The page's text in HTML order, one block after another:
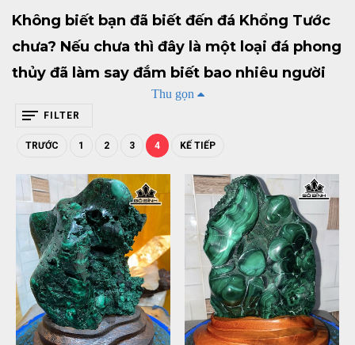
Không biết bạn đã biết đến đá Khổng Tước
chưa? Nếu chưa thì đây là một loại đá phong
thủy đã làm say đắm biết bao nhiêu người
bởi màu sắc đẹp mắt, vô cùng ấn tượng.
Vậy nên rất nhiều người đã lựa chọn đá
khổng tước để trang trí nhà cửa, nơi làm
việc với mong muốn mang đến nhiều may
mắn, tài lộc. Vậy cụ thể thế nào là đá Khổng
Tước? Giá trị mà đá mang lại cho chúng ta?
Hãy cùng Gỗ Đỉnh tìm đáp án qua bài viết
dưới đây nhé!
1. Giới thiệu qua về đá Khổng Tước
(Malachite)
Thu gọn
FILTER
TRƯỚC 1 2 3 4 KẾ TIẾP